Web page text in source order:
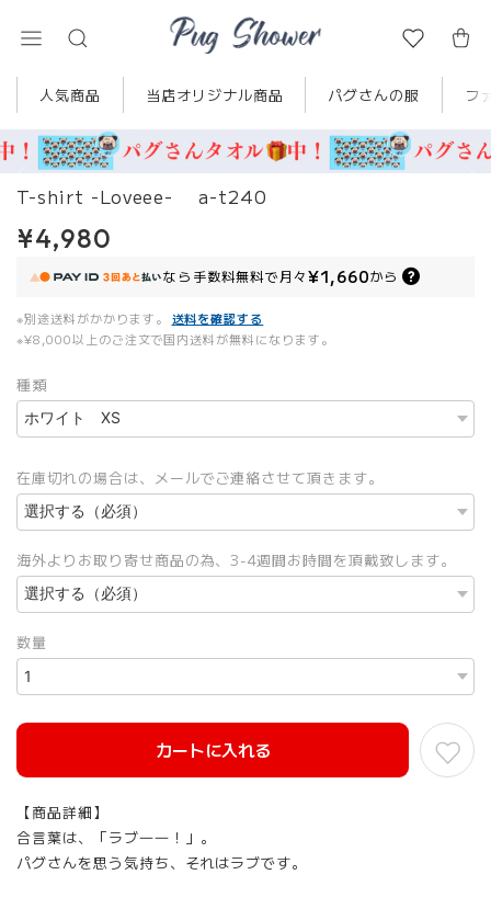
人気商品 当店オリジナル商品 パグさんの服 フ
T-shirt -Loveee- a-t240
¥4,980
なら 手数料無料で月々¥1,660から
※別途送料がかかります。
送料を確認する
※¥8,000以上のご注文で国内送料が無料になります。
種類
在庫切れの場合は、メールでご連絡させて頂きます。
海外よりお取り寄せ商品の為、3-4週間お時間を頂戴致します。
数量
カートに入れる
【商品詳細】
合言葉は、「ラブ――！」。
パグさんを思う気持ち、それはラブです。